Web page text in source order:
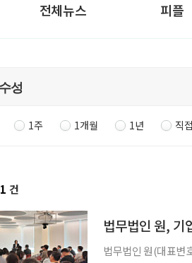
전체뉴스 피플
1주 1개월 1년 직
1 건
법무법인 원, 기
법무법인 원(대표변